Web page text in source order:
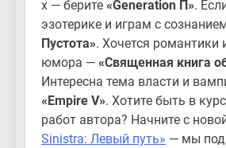
х — берите «Generation П».
эзотерике и играм с
Пустота». Хочется романтики
юмора — «Священная книга
Интересна тема власти и
«Empire V». Хотите быть в
работ автора? Начните с
Sinistra: Левый путь» — мы